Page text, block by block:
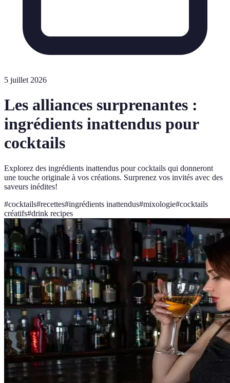
5 juillet 2026
Les alliances surprenantes :
ingrédients inattendus pour
cocktails
Explorez des ingrédients inattendus pour cocktails qui donneront
une touche originale à vos créations. Surprenez vos invités avec des
saveurs inédites!
#cocktails#recettes#ingrédients inattendus#mixologie#cocktails
créatifs#drink recipes